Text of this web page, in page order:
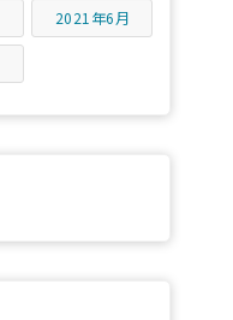
2021年6月